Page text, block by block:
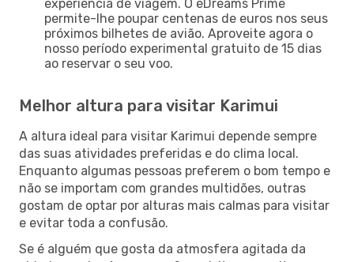
experiência de viagem. O eDreams Prime
permite-lhe poupar centenas de euros nos seus
próximos bilhetes de avião. Aproveite agora o
nosso período experimental gratuito de 15 dias
ao reservar o seu voo.
Melhor altura para visitar Karimui
A altura ideal para visitar Karimui depende sempre
das suas atividades preferidas e do clima local.
Enquanto algumas pessoas preferem o bom tempo e
não se importam com grandes multidões, outras
gostam de optar por alturas mais calmas para visitar
e evitar toda a confusão.
Se é alguém que gosta da atmosfera agitada da